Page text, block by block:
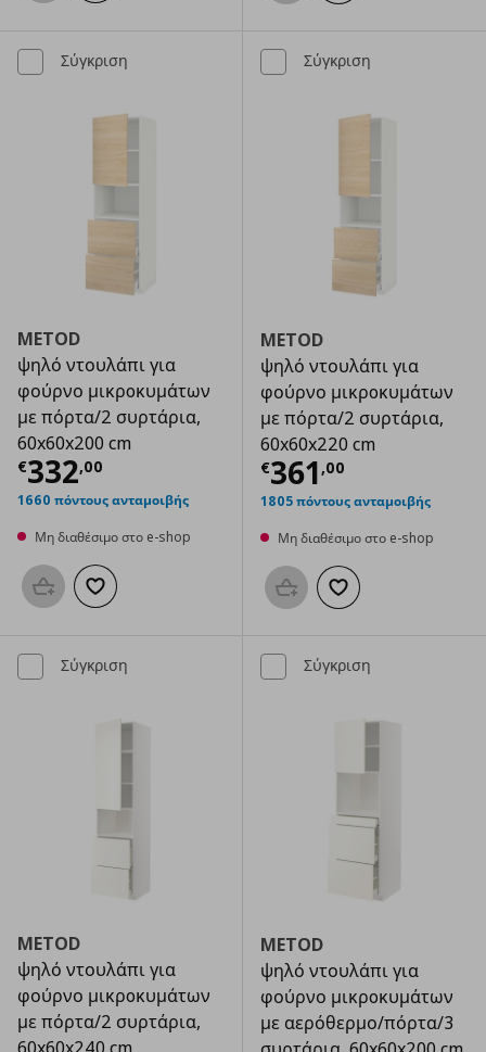
Σύγκριση
METOD
ψηλό ντουλάπι για
φούρνο μικρoκυμάτων
με πόρτα/2 συρτάρια,
60x60x200 cm
€332,00
Τρέχουσα τιμή € 332,00
1660 πόντους ανταμοιβής
Μη διαθέσιμο στο e-shop
Προσθήκη στο καλάθι
Προσθήκη στα αγαπημένα
Σύγκριση
METOD
ψηλό ντουλάπι για
φούρνο μικρoκυμάτων
με πόρτα/2 συρτάρια,
60x60x220 cm
€361 ,00
Τρέχουσα
1805 πόντους ανταμοιβής
Μη διαθέσιμο στο e-shop
Προσθήκη στο καλάθι
Προσθήκη στα
Σύγκριση
METOD
ψηλό ντουλάπι για
φούρνο μικρoκυμάτων
με πόρτα/2 συρτάρια,
Σύγκριση
METOD
ψηλό ντουλάπι για
φούρνο μικρoκυμάτων
με αερόθερμο/πόρτα/3